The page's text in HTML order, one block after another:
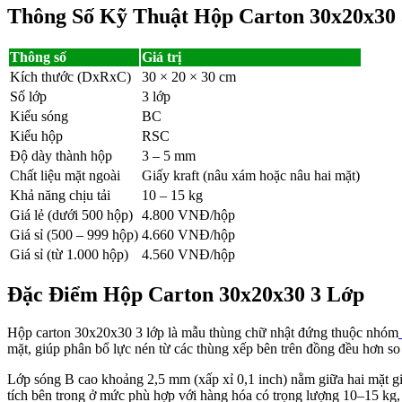
Thông Số Kỹ Thuật Hộp Carton
Thông số
Giá trị
Kích thước (DxRxC)
30 × 20 × 30 cm
Số lớp
3 lớp
Kiểu sóng
BC
Kiểu hộp
RSC
Độ dày thành hộp
3 – 5 mm
Chất liệu mặt ngoài
Giấy kraft (nâu xám hoặc nâu hai mặt)
Khả năng chịu tải
10 – 15 kg
Giá lẻ (dưới 500 hộp) 4.800 VNĐ/hộp
Giá sỉ (500 – 999 hộp) 4.660 VNĐ/hộp
Giá sỉ (từ 1.000 hộp)
4.560 VNĐ/hộp
Đặc Điểm Hộp Carton 30x20x30 3 Lớp
Hộp carton 30x20x30 3 lớp là mẫu thùng chữ nhật đứng thuộc nhóm
mặt, giúp phân bổ lực nén từ các thùng xếp bên trên đồng đều hơn
Lớp sóng B cao khoảng 2,5 mm (xấp xỉ 0,1 inch) nằm giữa hai mặt
tích bên trong ở mức phù hợp với hàng hóa có trọng lượng 10–15